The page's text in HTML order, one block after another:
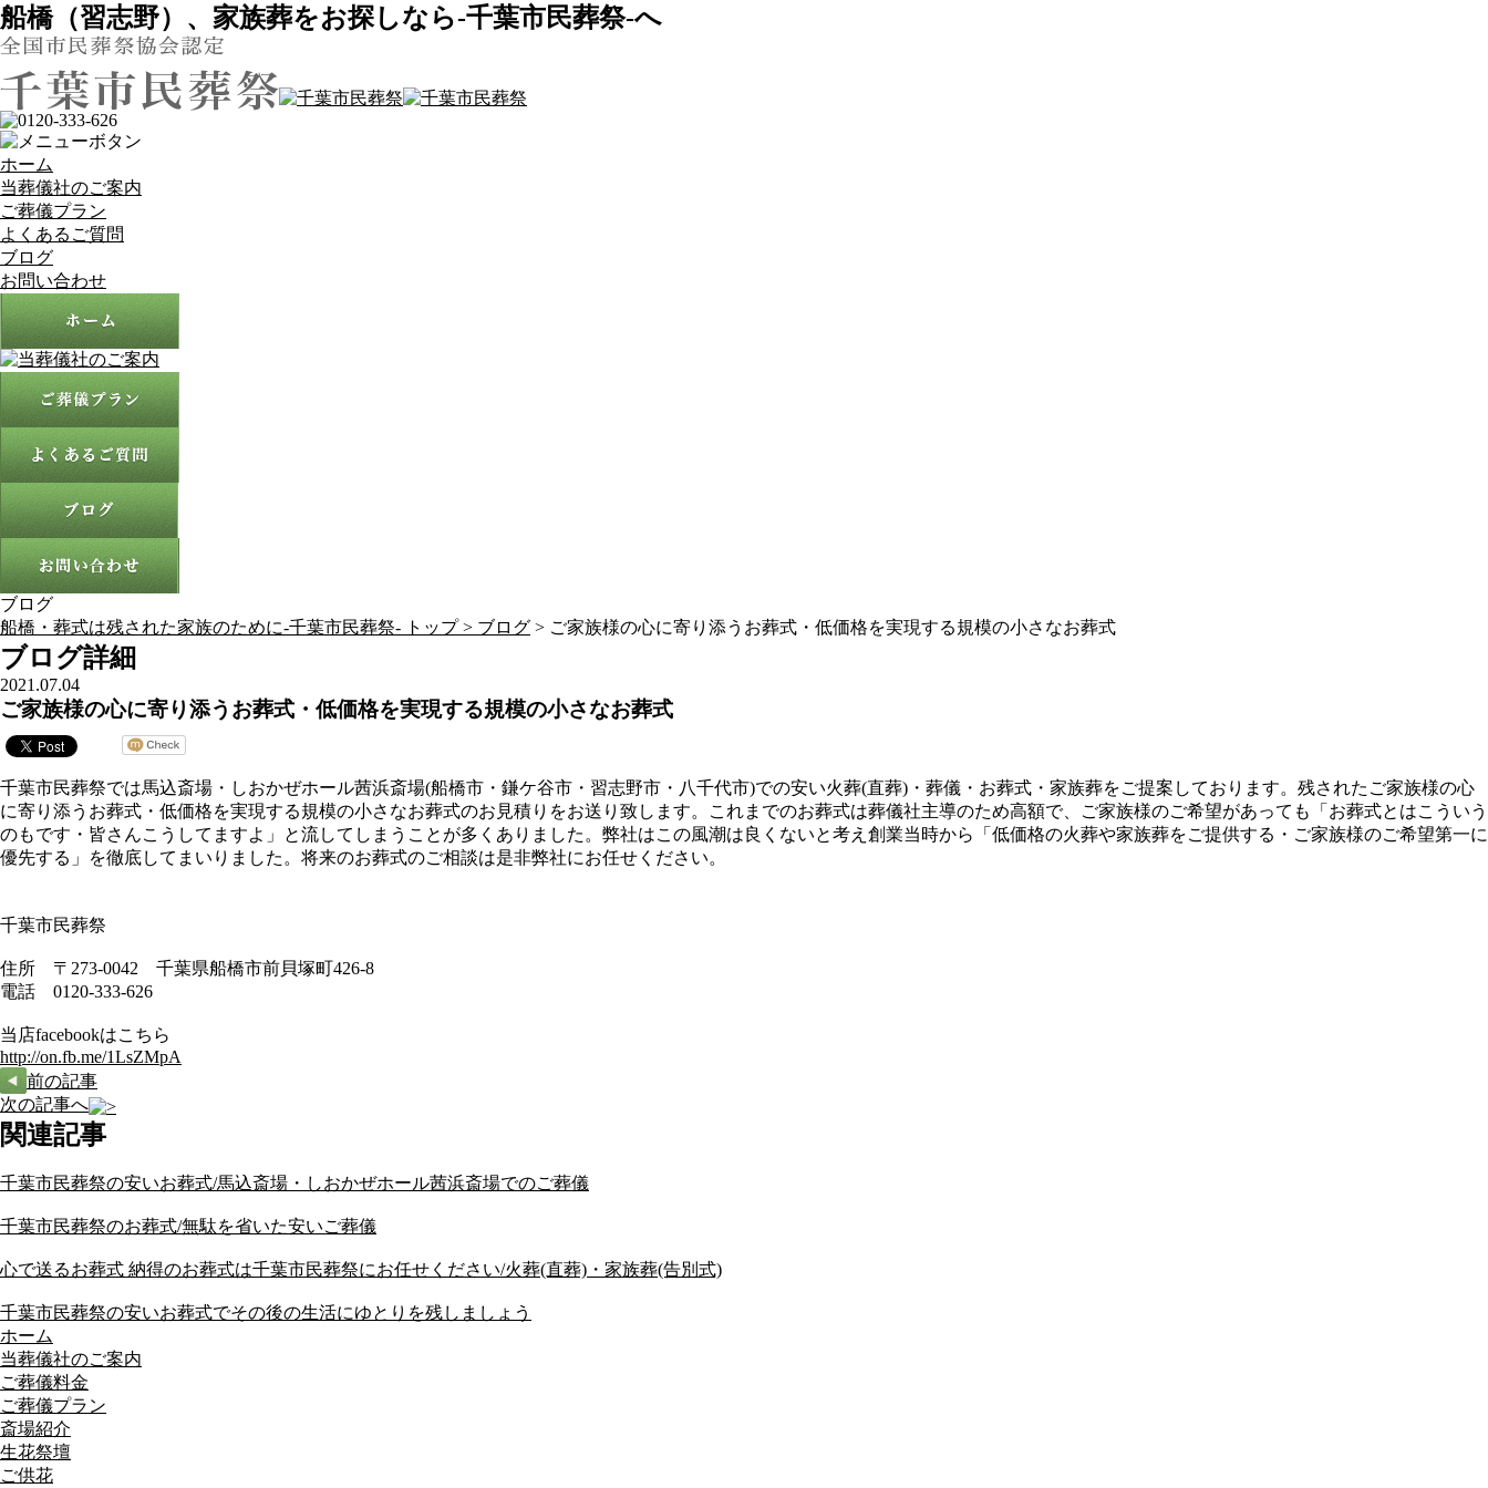
船橋（習志野）、家族葬をお探しなら-千葉市民葬祭-へ
ホーム
当葬儀社のご案内
ご葬儀プラン
よくあるご質問
ブログ
お問い合わせ
ブログ
船橋・葬式は残された家族のために-千葉市民葬祭- トップ > ブログ > ご家族様の心に寄り添うお葬式・低価格を実現する規模の小さなお葬式
ブログ詳細
2021.07.04
ご家族様の心に寄り添うお葬式・低価格を実現する規模の小さなお葬式
千葉市民葬祭では馬込斎場・しおかぜホール茜浜斎場(船橋市・鎌ケ谷市・習志野市・八千代市)での安い火葬(直葬)・葬儀・お葬式・家族葬をご提案しております。残されたご家族様の心
に寄り添うお葬式・低価格を実現する規模の小さなお葬式のお見積りをお送り致します。これまでのお葬式は葬儀社主導のため高額で、ご家族様のご希望があっても「お葬式とはこういう
のもです・皆さんこうしてますよ」と流してしまうことが多くありました。弊社はこの風潮は良くないと考え創業当時から「低価格の火葬や家族葬をご提供する・ご家族様のご希望第一に
優先する」を徹底してまいりました。将来のお葬式のご相談は是非弊社にお任せください。
千葉市民葬祭
住所 〒273-0042 千葉県船橋市前貝塚町426-8
電話 0120-333-626
当店facebookはこちら
http://on.fb.me/1LsZMpA
前の記事
次の記事へ
関連記事
千葉市民葬祭の安いお葬式/馬込斎場・しおかぜホール茜浜斎場でのご葬儀
千葉市民葬祭のお葬式/無駄を省いた安いご葬儀
心で送るお葬式 納得のお葬式は千葉市民葬祭にお任せください/火葬(直葬)・家族葬(告別式)
千葉市民葬祭の安いお葬式でその後の生活にゆとりを残しましょう
ホーム
当葬儀社のご案内
ご葬儀料金
ご葬儀プラン
斎場紹介
生花祭壇
ご供花